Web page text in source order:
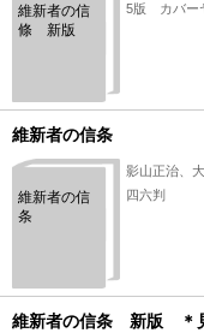
維新者の信
條 新版
5版 カバー
維新者の信条
維新者の信
条
影山正治、
四六判
維新者の信条 新版 ＊